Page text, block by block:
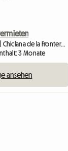
Wohngemeinschaft | Chiclana de la Frontera (11130) | 10 M2
3 Monate
ansehen